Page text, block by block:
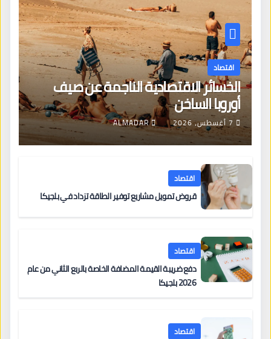
اقتصاد
الخسائر الاقتصادية الناجمة عن صيف
أوروبا الساخن
7 أغسطس، 2026 ALMADAR
اقتصاد
قروض تمويل مشاريع توفير الطاقة تزداد في بلجيكا
اقتصاد
دفع ضريبة القيمة المضافة الخاصة بالربع الثاني من عام
2026 بلجيكا
اقتصاد